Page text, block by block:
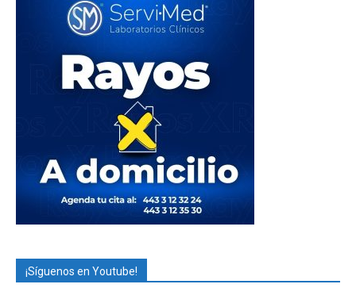
¡Síguenos en Youtube!